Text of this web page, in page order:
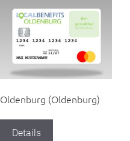
Oldenburg (Oldenburg)
Details